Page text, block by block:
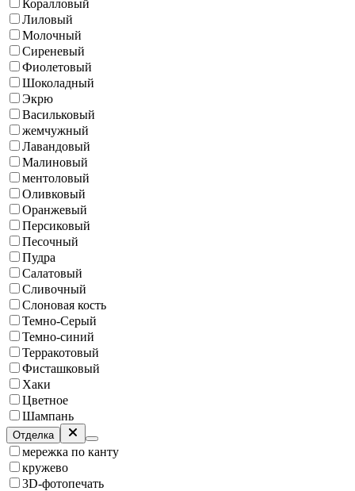
Коралловый
Лиловый
Молочный
Сиреневый
Фиолетовый
Шоколадный
Экрю
Васильковый
жемчужный
Лавандовый
Малиновый
ментоловый
Оливковый
Оранжевый
Персиковый
Песочный
Пудра
Салатовый
Сливочный
Слоновая кость
Темно-Серый
Темно-синий
Терракотовый
Фисташковый
Хаки
Цветное
Шампань
Отделка
мережка по канту
кружево
3D-фотопечать